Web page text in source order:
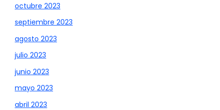
octubre 2023
septiembre 2023
agosto 2023
julio 2023
junio 2023
mayo 2023
abril 2023